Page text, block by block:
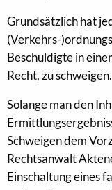
Grundsätzlich hat
(Verkehrs-
Beschuldigte in
Recht, zu schweigen.
Solange man den
Schweigen dem
Rechtsanwalt
Einschaltung eines